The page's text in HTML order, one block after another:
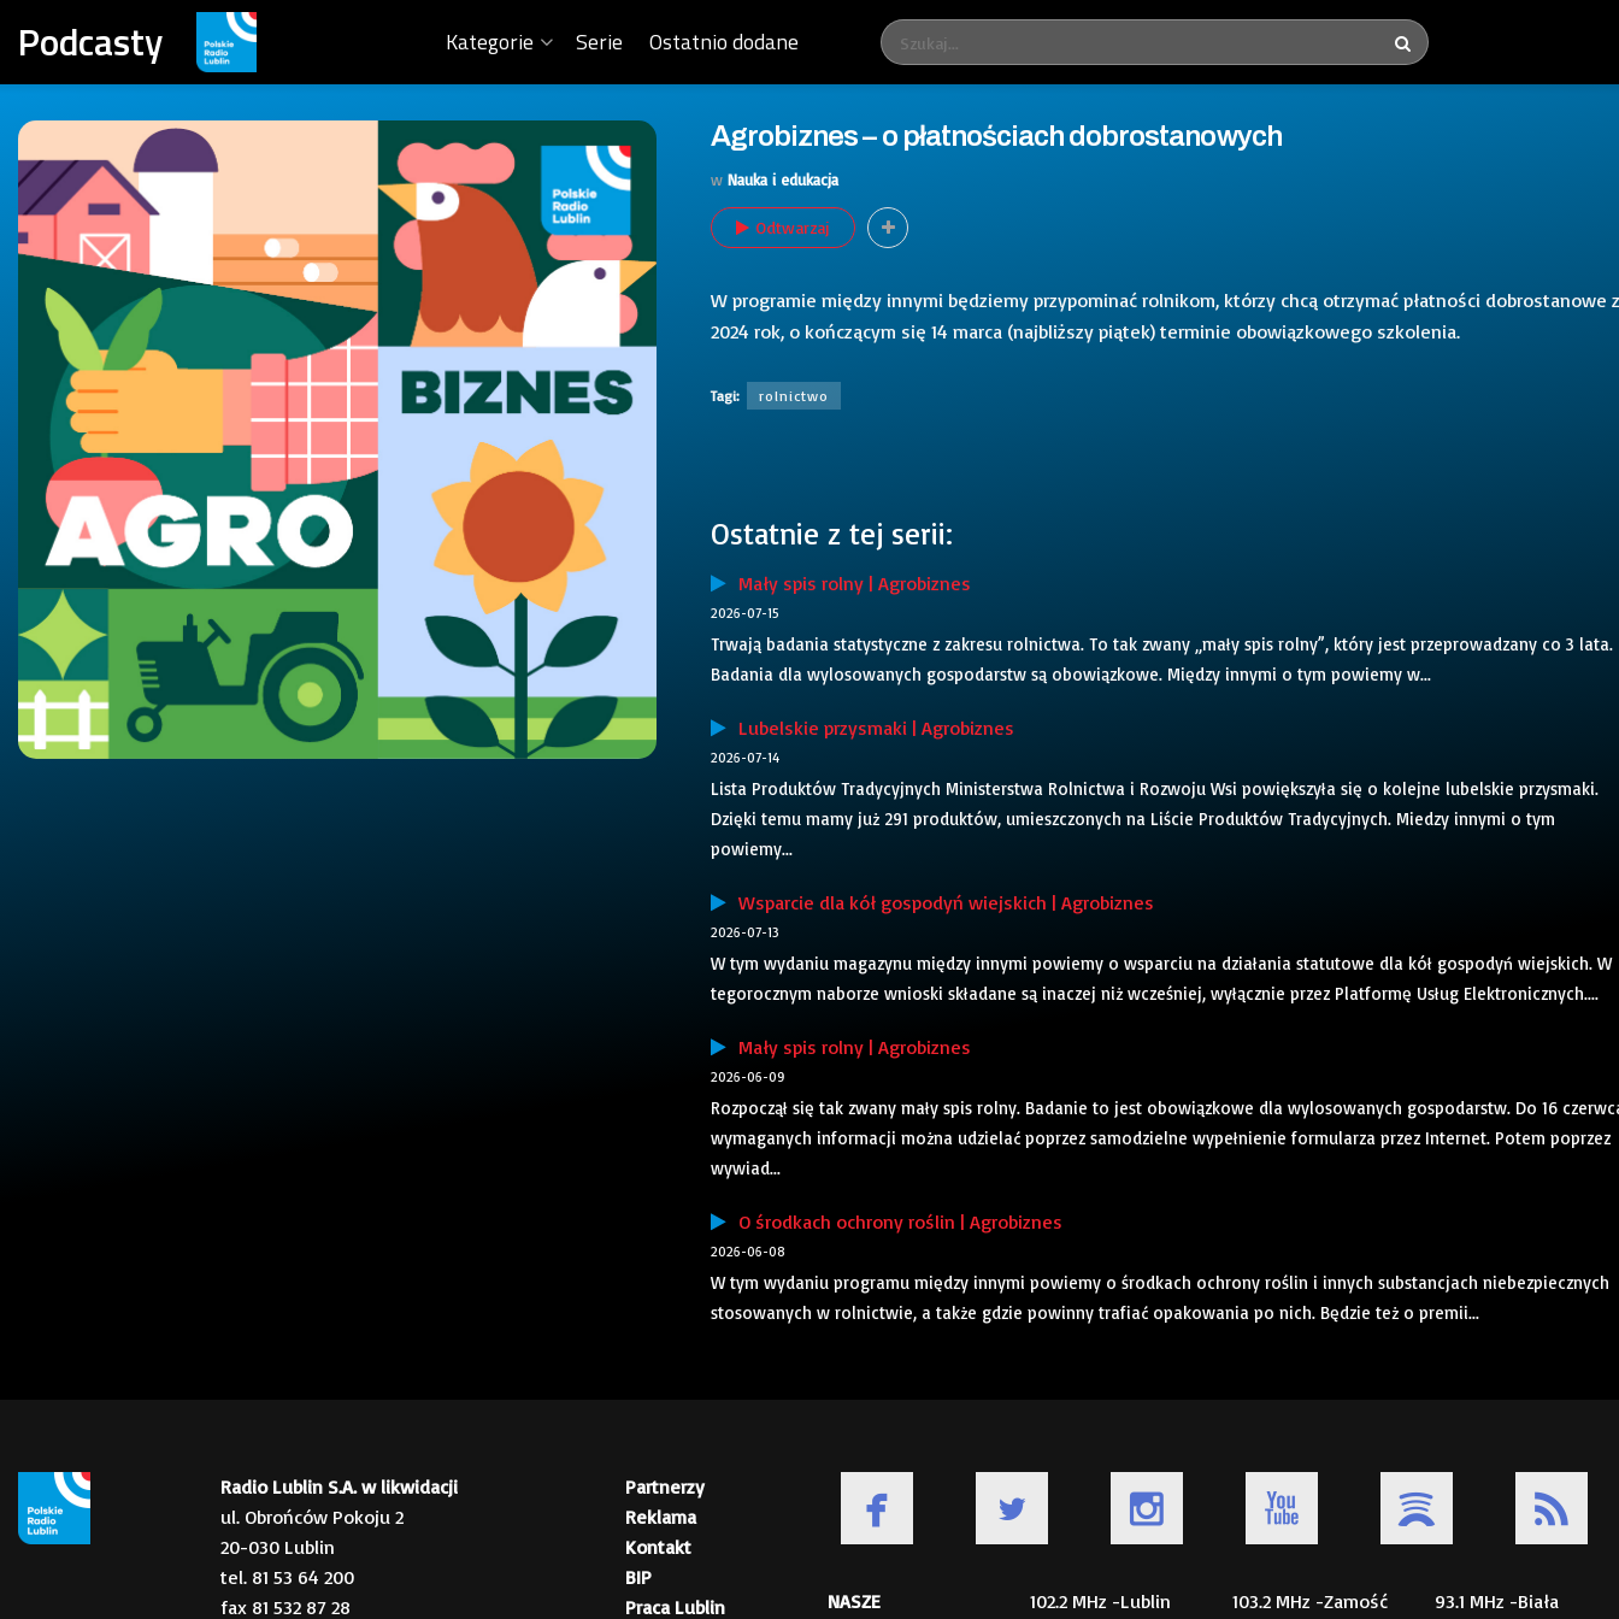
Podcasty Kategorie Serie Ostatnio dodane
Agrobiznes – o płatnościach dobrostanowych
w Nauka i edukacja
Odtwarzaj
W programie między innymi będziemy przypominać rolnikom, którzy chcą otrzymać płatności dobrostanowe
2024 rok, o kończącym się 14 marca (najbliższy piątek) terminie obowiązkowego szkolenia.
Tagi: rolnictwo
Ostatnie z tej serii:
Mały spis rolny | Agrobiznes
2026-07-15
Trwają badania statystyczne z zakresu rolnictwa. To tak zwany „mały spis rolny”, który jest przeprowadzany co 3 lata.
Badania dla wylosowanych gospodarstw są obowiązkowe. Między innymi o tym powiemy w...
Lubelskie przysmaki | Agrobiznes
2026-07-14
Lista Produktów Tradycyjnych Ministerstwa Rolnictwa i Rozwoju Wsi powiększyła się o kolejne lubelskie przysmaki.
Dzięki temu mamy już 291 produktów, umieszczonych na Liście Produktów Tradycyjnych. Miedzy innymi o tym
powiemy...
Wsparcie dla kół gospodyń wiejskich | Agrobiznes
2026-07-13
W tym wydaniu magazynu między innymi powiemy o wsparciu na działania statutowe dla kół gospodyń wiejskich. W
tegorocznym naborze wnioski składane są inaczej niż wcześniej, wyłącznie przez Platformę Usług Elektronicznych....
Mały spis rolny | Agrobiznes
2026-06-09
Rozpoczął się tak zwany mały spis rolny. Badanie to jest obowiązkowe dla wylosowanych gospodarstw. Do 16
wymaganych informacji można udzielać poprzez samodzielne wypełnienie formularza przez Internet. Potem poprzez
wywiad...
O środkach ochrony roślin | Agrobiznes
2026-06-08
W tym wydaniu programu między innymi powiemy o środkach ochrony roślin i innych substancjach niebezpiecznych
stosowanych w rolnictwie, a także gdzie powinny trafiać opakowania po nich. Będzie też o premii...
Radio Lublin S.A. w likwidacji
ul. Obrońców Pokoju 2
20-030 Lublin
tel. 81 53 64 200
fax 81 532 87 28
Partnerzy
Reklama
Kontakt
BIP
Praca Lublin
NASZE 102.2 MHz -Lublin 103.2 MHz -Zamość 93.1 MHz -Biała